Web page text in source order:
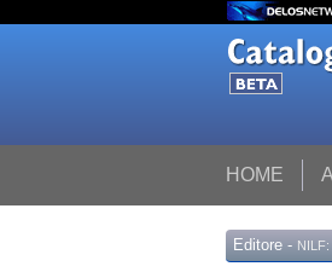
HOME
Editore - NILF: